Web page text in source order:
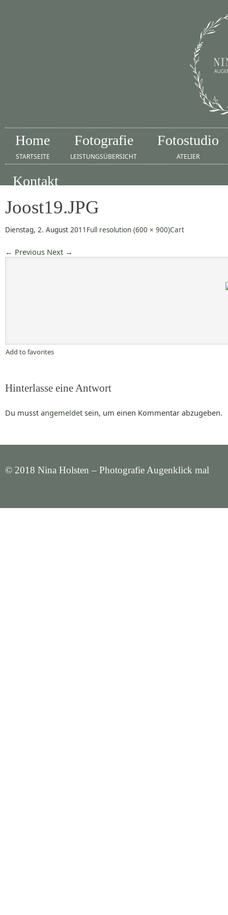
Home
STARTSEITE
Fotografie
LEISTUNGSÜBERSICHT
Fotostudio
ATELIER
Kontakt
Joost19.JPG
Dienstag, 2. August 2011 Full resolution (600 × 900)Cart
← Previous Next →
Add to favorites
Hinterlasse eine Antwort
Du musst angemeldet sein, um einen Kommentar abzugeben.
© 2018 Nina Holsten – Photografie Augenklick mal